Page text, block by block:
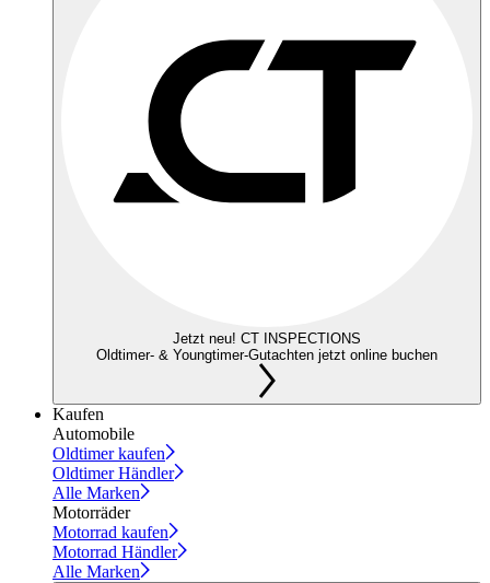
Jetzt neu! CT INSPECTIONS
Oldtimer- & Youngtimer-Gutachten jetzt online buchen
Kaufen
Automobile
Oldtimer kaufen
Oldtimer Händler
Alle Marken
Motorräder
Motorrad kaufen
Motorrad Händler
Alle Marken